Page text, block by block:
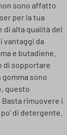
sono affatto
per la tua
di alta qualità del
vantaggi da
e butadiene.
di sopportare
sono
questo
rimuovere i
di detergente.